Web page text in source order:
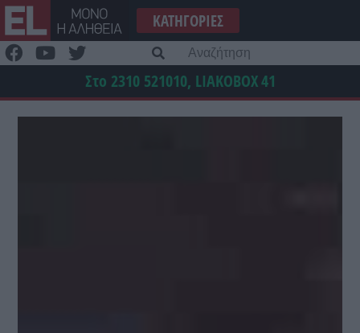
Μετάβαση
στο
περιεχόμενο
ΚΑΤΗΓΟΡΊΕΣ
Στο 2310 521010, LIAKOBOX41